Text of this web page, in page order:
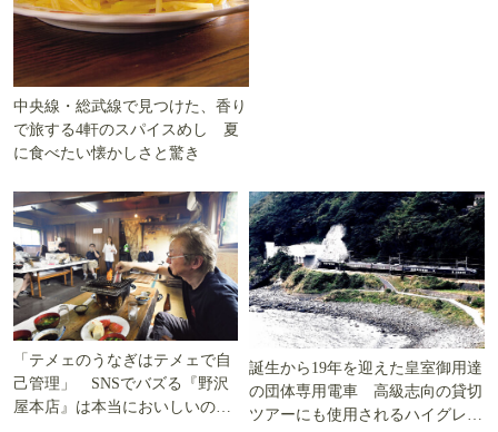
中央線・総武線で見つけた、香り
で旅する4軒のスパイスめし 夏
に食べたい懐かしさと驚き
「テメェのうなぎはテメェで自
己管理」 SNSでバズる『野沢
屋本店』は本当においしいの
誕生から19年を迎えた皇室御用達
の団体専用電車 高級志向の貸切
ツアーにも使用されるハイグレー